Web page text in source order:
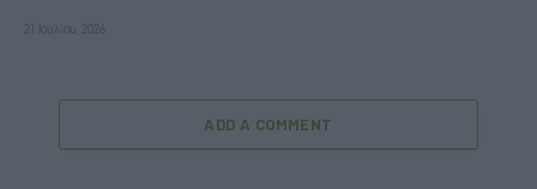
21 Ιουλίου, 2026
ADD A COMMENT